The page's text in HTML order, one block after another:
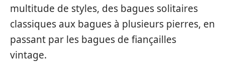
multitude de styles, des bagues solitaires
classiques aux bagues à plusieurs pierres, en
passant par les bagues de fiançailles
vintage.